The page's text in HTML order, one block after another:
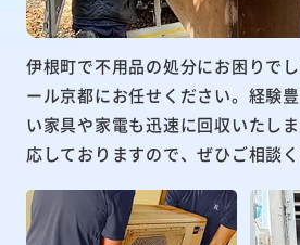
伊根町で不用品の処分にお困りで
ール京都にお任せください。経験
い家具や家電も迅速に回収いたし
応しておりますので、ぜひご相談く